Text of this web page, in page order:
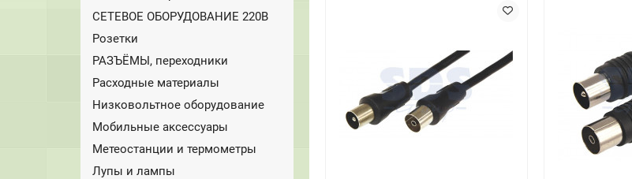
СЕТЕВОЕ ОБОРУДОВАНИЕ 220В
Розетки
РАЗЪЁМЫ, переходники
Расходные материалы
Низковольтное оборудование
Мобильные аксессуары
Метеостанции и термометры
Лупы и лампы